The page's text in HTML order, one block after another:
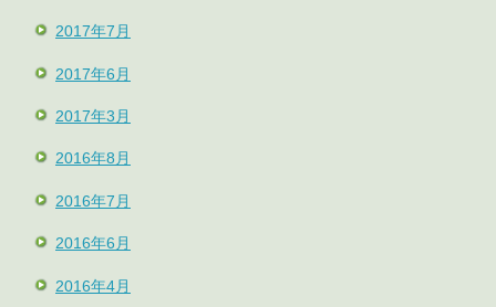
2017年7月
2017年6月
2017年3月
2016年8月
2016年7月
2016年6月
2016年4月